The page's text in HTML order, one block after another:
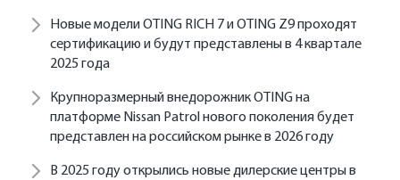
Кредитные программы
Рассчитать кредит
Новые модели OTING RICH 7 и OTING Z9 проходят
сертификацию и будут представлены в 4 квартале
2025 года
Крупноразмерный внедорожник OTING на
платформе Nissan Patrol нового поколения будет
представлен на российском рынке в 2026 году
В 2025 году открылись новые дилерские центры в